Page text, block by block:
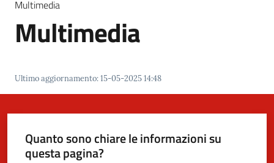
Novità
Vivere
Casalfiumanese
Multimedia
Multimedia
Ultimo aggiornamento:15-05-2025 14:48
Quanto sono chiare le informazioni su
questa pagina?